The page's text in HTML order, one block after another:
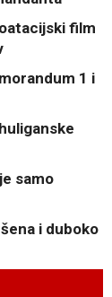
film
1 i
samo
i duboko